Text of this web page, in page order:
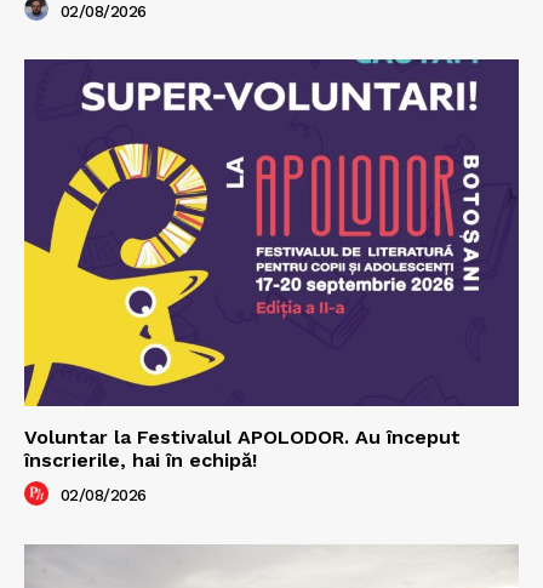
02/08/2026
Voluntar la Festivalul APOLODOR. Au început
înscrierile, hai în echipă!
02/08/2026